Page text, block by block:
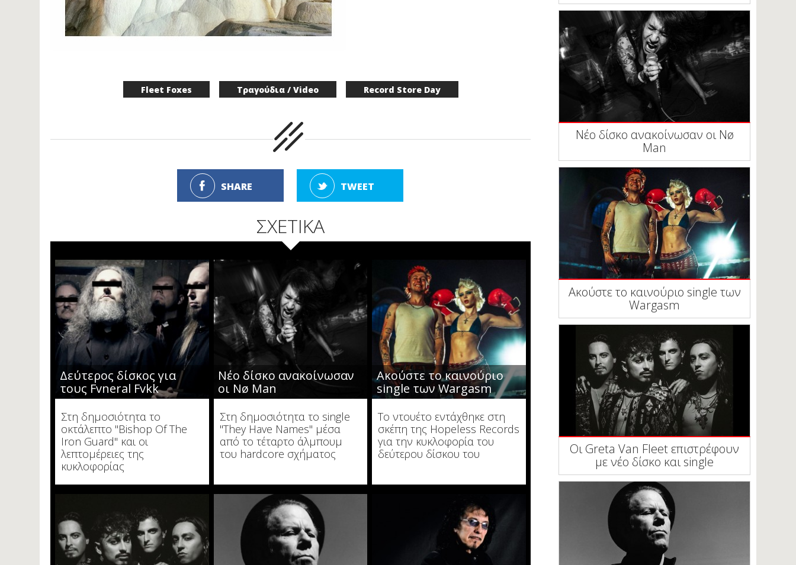
Fleet Foxes Τραγούδια / Video Record Store Day
SHARE TWEET
ΣΧΕΤΙΚΑ
Δεύτερος δίσκος για
τους Fvneral Fvkk
Στη δημοσιότητα το
οκτάλεπτο "Bishop Of The
Iron Guard" και οι
λεπτομέρειες της
κυκλοφορίας
Νέο δίσκο ανακοίνωσαν
οι Nø Man
Στη δημοσιότητα το single
"They Have Names" μέσα
από το τέταρτο άλμπουμ
του hardcore σχήματος
Ακούστε το καινούριο
single των Wargasm
To ντουέτο εντάχθηκε στη
σκέπη της Hopeless Records
για την κυκλοφορία του
δεύτερου δίσκου του
Νέο δίσκο ανακοίνωσαν οι Nø
Man
Ακούστε το καινούριο single των
Wargasm
Οι Greta Van Fleet επιστρέφουν
με νέο δίσκο και single